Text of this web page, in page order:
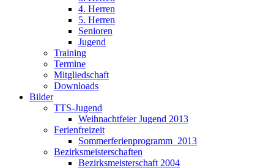
4. Herren
5. Herren
Senioren
Jugend
Training
Termine
Mitgliedschaft
Downloads
Bilder
TTS-Jugend
Weihnachtfeier Jugend 2013
Ferienfreizeit
Sommerferienprogramm_2013
Bezirksmeisterschaften
Bezirksmeisterschaft 2004